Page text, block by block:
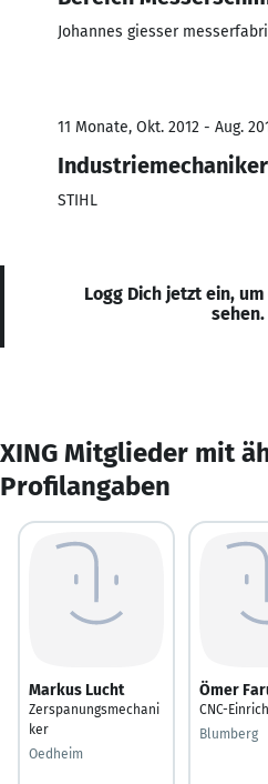
Johannes giesser
11 Monate, Okt. 2012 - Aug.
Industriemechaniker
STIHL
Logg Dich jetzt ein,
sehen.
XING Mitglieder mit
Profilangaben
Markus Lucht
Zerspanungsmechani
ker
Oedheim
Ömer
CNC-
Blumberg